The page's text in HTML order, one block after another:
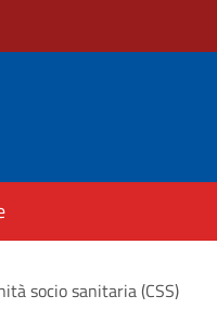
socio sanitaria (CSS)